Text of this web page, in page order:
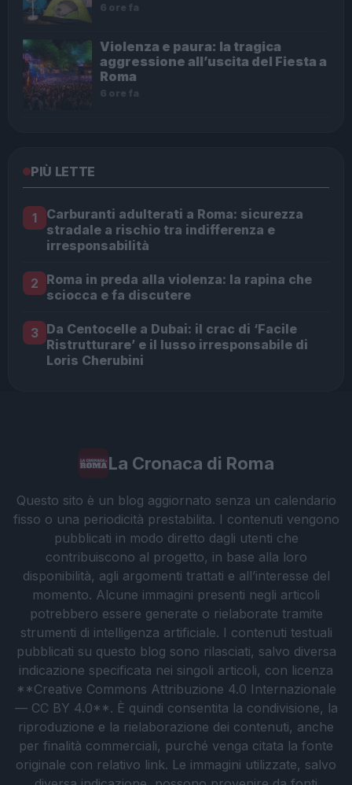
6 ore fa
Violenza e paura: la tragica
aggressione all’uscita del Fiesta a
Roma
6 ore fa
PIÙ LETTE
1
Carburanti adulterati a Roma: sicurezza
stradale a rischio tra indifferenza e
irresponsabilità
2 Roma in preda alla violenza: la rapina che
sciocca e fa discutere
3 Da Centocelle a Dubai: il crac di ‘Facile
Ristrutturare’ e il lusso irresponsabile di
Loris Cherubini
La Cronaca di Roma
Questo sito è un blog aggiornato senza un calendario
fisso o una periodicità prestabilita. I contenuti vengono
pubblicati in modo diretto dagli utenti che
contribuiscono al progetto, in base alla loro
disponibilità, agli argomenti trattati e all’interesse del
momento. Alcune immagini presenti negli articoli
potrebbero essere generate o rielaborate tramite
strumenti di intelligenza artificiale. I contenuti testuali
pubblicati su questo blog sono rilasciati, salvo diversa
indicazione specificata nei singoli articoli, con licenza
**Creative Commons Attribuzione 4.0 Internazionale
— CC BY 4.0**. È quindi consentita la condivisione, la
riproduzione e la rielaborazione dei contenuti, anche
per finalità commerciali, purché venga citata la fonte
originale con relativo link. Le immagini utilizzate, salvo